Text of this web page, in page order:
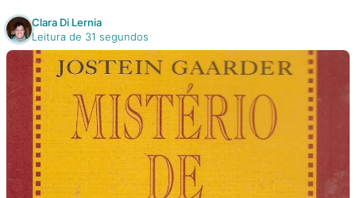
Clara Di Lernia
Leitura de 31 segundos